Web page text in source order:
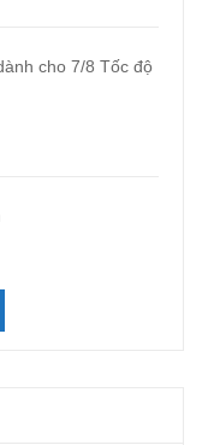
cho 7/8 Tốc độ